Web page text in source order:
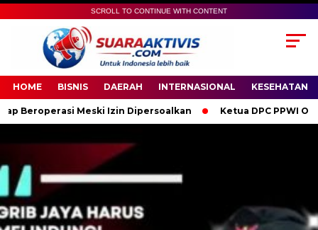
00:00
SCROLL TO CONTINUE WITH CONTENT
HOME BISNIS DAERAH INTERNASIONAL KESEHATAN
Meski Izin Dipersoalkan Ketua DPC PPWI OKI Bersama